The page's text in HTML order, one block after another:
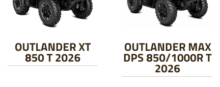
OUTLANDER XT
850 T 2026
OUTLANDER MAX
DPS 850/1000R T
2026